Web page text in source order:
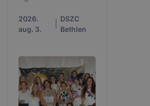
lesz lehetőség.
2026.
aug. 3.
DSZC
Bethlen